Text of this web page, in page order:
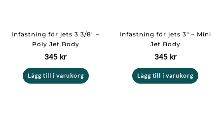
Infästning för jets 3 3/8″ –
Poly Jet Body
345 kr
Lägg till i varukorg
Infästning för jets 3″ – Mini
Jet Body
345 kr
Lägg till i varukorg